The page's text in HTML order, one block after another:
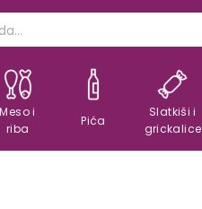
Meso i
riba
Pića
Slatkiši i
grickalice